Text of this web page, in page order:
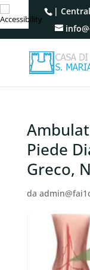
|
Piede
Greco,
da